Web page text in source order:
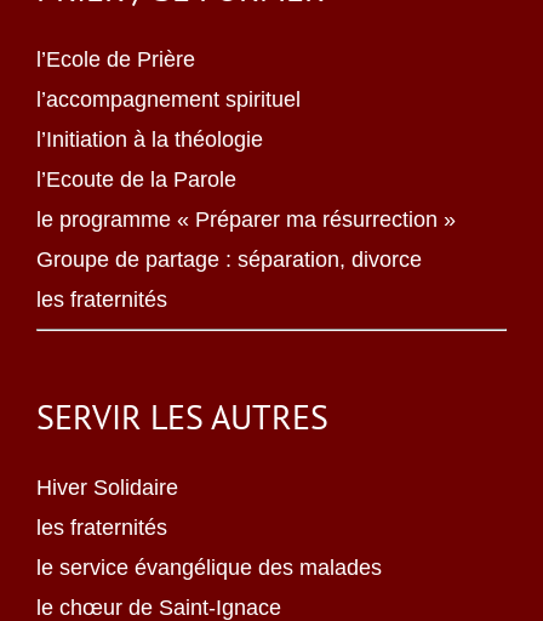
l’Ecole de Prière
l’accompagnement spirituel
l’Initiation à la théologie
l’Ecoute de la Parole
le programme « Préparer ma résurrection »
Groupe de partage : séparation, divorce
les fraternités
SERVIR LES AUTRES
Hiver Solidaire
les fraternités
le service évangélique des malades
le chœur de Saint-Ignace